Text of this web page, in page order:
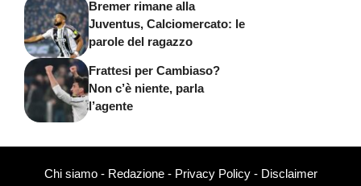
Bremer rimane alla
Juventus, Calciomercato: le
parole del ragazzo
Frattesi per Cambiaso?
Non c’è niente, parla
l’agente
Chi siamo- Redazione- Privacy Policy- Disclaimer